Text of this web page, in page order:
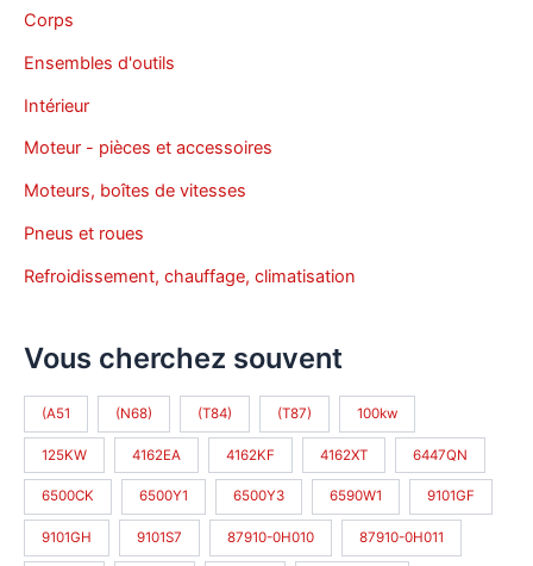
Corps
Ensembles d'outils
Intérieur
Moteur - pièces et accessoires
Moteurs, boîtes de vitesses
Pneus et roues
Refroidissement, chauffage, climatisation
Vous cherchez souvent
(A51 (N68) (T84) (T87) 100kw
125KW 4162EA 4162KF 4162XT 6447QN
6500CK 6500Y1 6500Y3 6590W1 9101GF
9101GH 9101S7 87910-0H010 87910-0H011